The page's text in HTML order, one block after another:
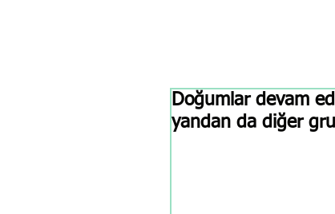
Doğumlar devam
yandan da diğer